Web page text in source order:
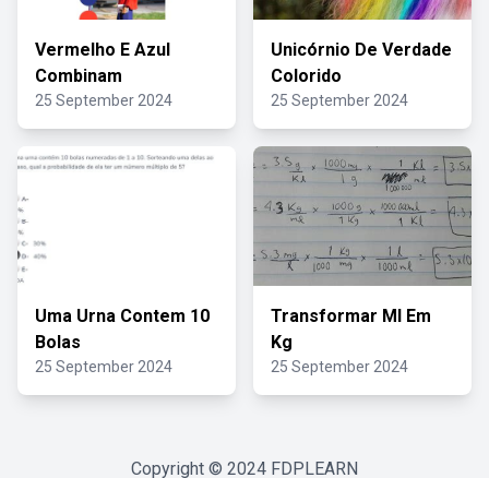
Vermelho E Azul
Combinam
25 September 2024
Unicórnio De Verdade
Colorido
25 September 2024
Uma Urna Contem 10
Bolas
25 September 2024
Transformar Ml Em
Kg
25 September 2024
Copyright © 2024 FDPLEARN